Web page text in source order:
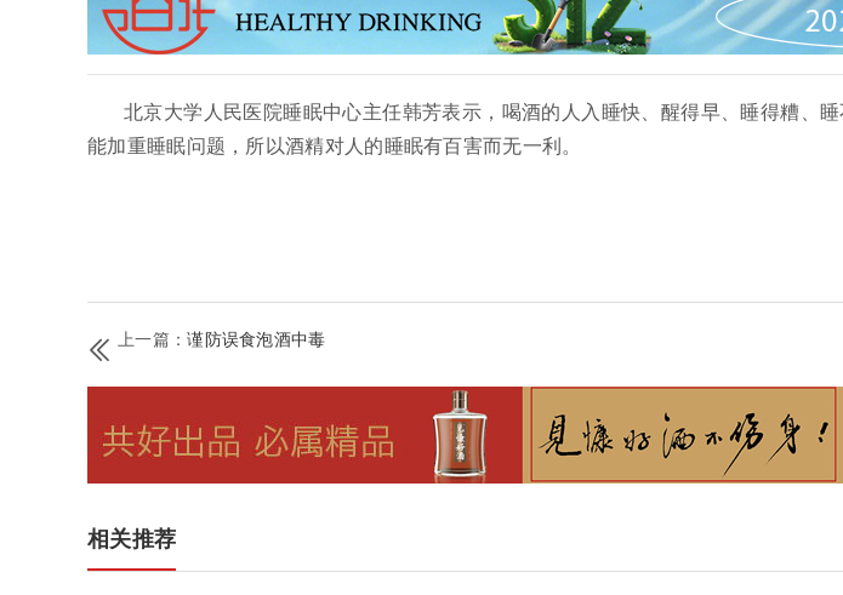
北京大学人民医院睡眠中心主任韩芳表示，喝酒的人入睡快、醒得早、睡得糟、
能加重睡眠问题，所以酒精对人的睡眠有百害而无一利。
上一篇：谨防误食泡酒中毒
相关推荐